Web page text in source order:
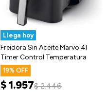
Llega hoy
Freidora Sin Aceite Marvo 4l
Timer Control Temperatura
19
$ 1.957$ 2.446